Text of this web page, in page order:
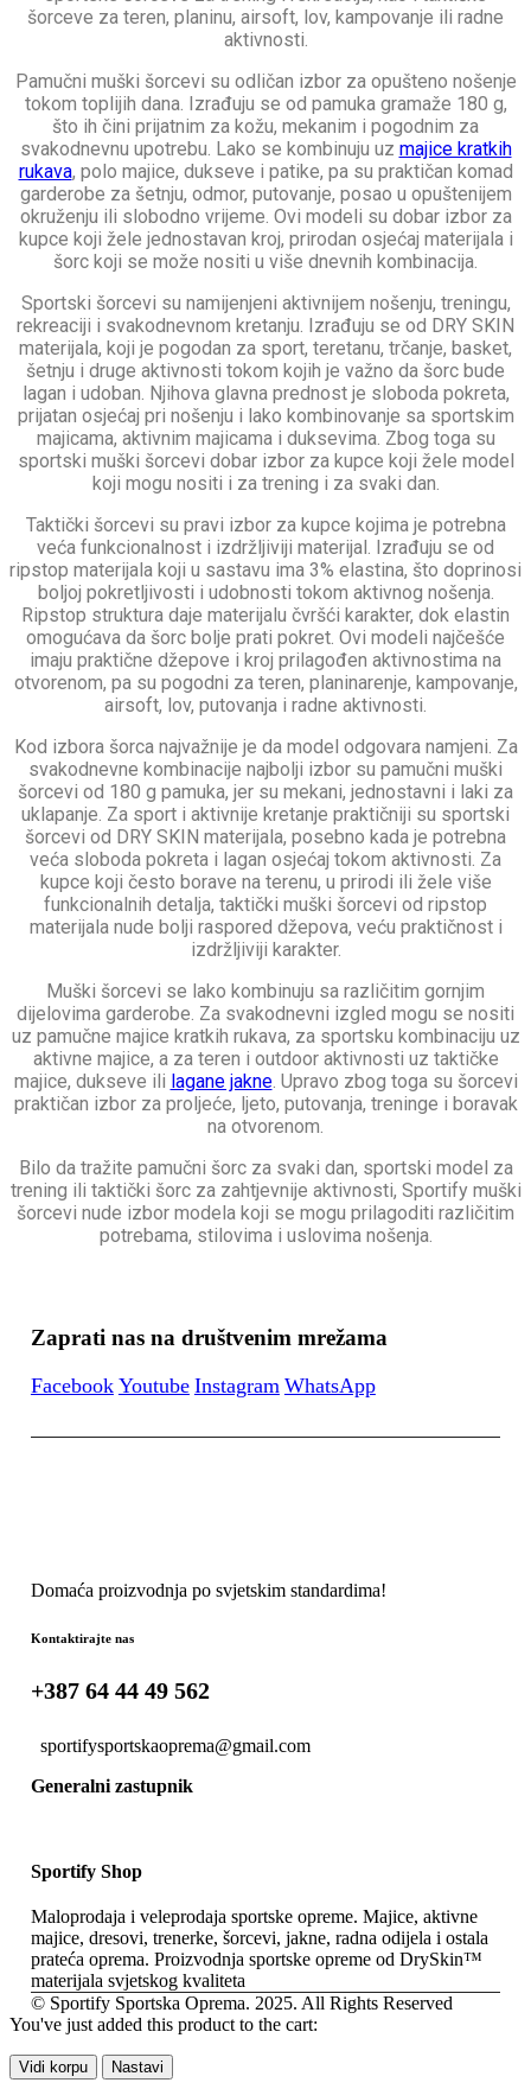
šorceve za teren, planinu, airsoft, lov, kampovanje ili radne
aktivnosti.
Pamučni muški šorcevi su odličan izbor za opušteno nošenje
tokom toplijih dana. Izrađuju se od pamuka gramaže 180 g,
što ih čini prijatnim za kožu, mekanim i pogodnim za
svakodnevnu upotrebu. Lako se kombinuju uz majice kratkih
rukava, polo majice, dukseve i patike, pa su praktičan komad
garderobe za šetnju, odmor, putovanje, posao u opuštenijem
okruženju ili slobodno vrijeme. Ovi modeli su dobar izbor za
kupce koji žele jednostavan kroj, prirodan osjećaj materijala i
šorc koji se može nositi u više dnevnih kombinacija.
Sportski šorcevi su namijenjeni aktivnijem nošenju, treningu,
rekreaciji i svakodnevnom kretanju. Izrađuju se od DRY SKIN
materijala, koji je pogodan za sport, teretanu, trčanje, basket,
šetnju i druge aktivnosti tokom kojih je važno da šorc bude
lagan i udoban. Njihova glavna prednost je sloboda pokreta,
prijatan osjećaj pri nošenju i lako kombinovanje sa sportskim
majicama, aktivnim majicama i duksevima. Zbog toga su
sportski muški šorcevi dobar izbor za kupce koji žele model
koji mogu nositi i za trening i za svaki dan.
Taktički šorcevi su pravi izbor za kupce kojima je potrebna
veća funkcionalnost i izdržljiviji materijal. Izrađuju se od
ripstop materijala koji u sastavu ima 3% elastina, što doprinosi
boljoj pokretljivosti i udobnosti tokom aktivnog nošenja.
Ripstop struktura daje materijalu čvršći karakter, dok elastin
omogućava da šorc bolje prati pokret. Ovi modeli najčešće
imaju praktične džepove i kroj prilagođen aktivnostima na
otvorenom, pa su pogodni za teren, planinarenje, kampovanje,
airsoft, lov, putovanja i radne aktivnosti.
Kod izbora šorca najvažnije je da model odgovara namjeni. Za
svakodnevne kombinacije najbolji izbor su pamučni muški
šorcevi od 180 g pamuka, jer su mekani, jednostavni i laki za
uklapanje. Za sport i aktivnije kretanje praktičniji su sportski
šorcevi od DRY SKIN materijala, posebno kada je potrebna
veća sloboda pokreta i lagan osjećaj tokom aktivnosti. Za
kupce koji često borave na terenu, u prirodi ili žele više
funkcionalnih detalja, taktički muški šorcevi od ripstop
materijala nude bolji raspored džepova, veću praktičnost i
izdržljiviji karakter.
Muški šorcevi se lako kombinuju sa različitim gornjim
dijelovima garderobe. Za svakodnevni izgled mogu se nositi
uz pamučne majice kratkih rukava, za sportsku kombinaciju uz
aktivne majice, a za teren i outdoor aktivnosti uz taktičke
majice, dukseve ili lagane jakne. Upravo zbog toga su šorcevi
praktičan izbor za proljeće, ljeto, putovanja, treninge i boravak
na otvorenom.
Bilo da tražite pamučni šorc za svaki dan, sportski model za
trening ili taktički šorc za zahtjevnije aktivnosti, Sportify muški
šorcevi nude izbor modela koji se mogu prilagoditi različitim
potrebama, stilovima i uslovima nošenja.
Zaprati nas na društvenim mrežama
Facebook Youtube Instagram WhatsApp
Domaća proizvodnja po svjetskim standardima!
Kontaktirajte nas
+387 64 44 49 562
sportifysportskaoprema@gmail.com
Generalni zastupnik
Sportify Shop
Maloprodaja i veleprodaja sportske opreme. Majice, aktivne
majice, dresovi, trenerke, šorcevi, jakne, radna odijela i ostala
prateća oprema. Proizvodnja sportske opreme od DrySkin™
materijala svjetskog kvaliteta
© Sportify Sportska Oprema. 2025. All Rights Reserved
You've just added this product to the cart:
Vidi korpu Nastavi